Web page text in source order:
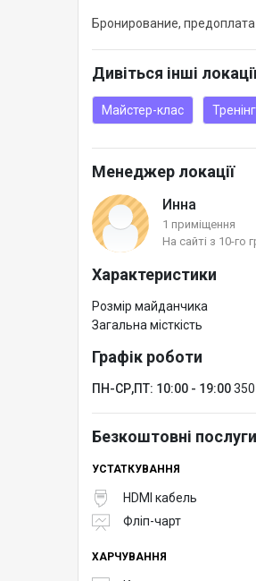
Бронирование,
Дивіться інші
Майстер-клас Тренінг
Менеджер локації
Инна
1 приміщення
На сайті з 10-го
Характеристики
Розмір майданчика
Загальна місткість
Графік роботи
ПН-СР,ПТ: 10:00 - 19:00
Безкоштовні
УСТАТКУВАННЯ
HDMI кабель
Фліп-чарт
ХАРЧУВАННЯ